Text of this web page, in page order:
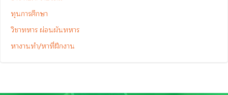
ทุนการศึกษา
วิชาทหาร ผ่อนผันทหาร
หางานทำ/หาที่ฝึกงาน